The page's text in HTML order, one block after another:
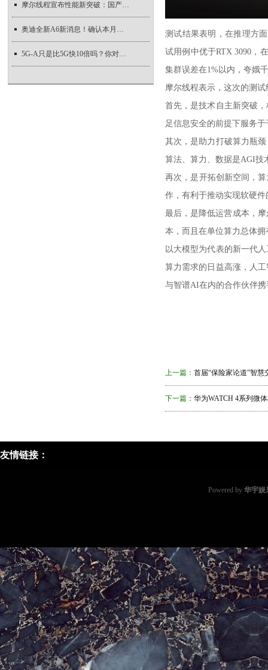
摩尔线程宣布性能新突破：国产千卡智算集群助力国产大模型训推
奥迪全新A6新消息！确认本月底首发/停售燃油版车型
5G-A只是比5G快10倍吗？你对它的了解还不够｜新视界
测试结果表明，在推理方
试用例中优于RTX 3090，
集群误差在1%以内，夸娥
摩尔线程表示，这次的测
首先，是技术自主新突破
足信息安全的前提下服务
其次，是助力打破算力瓶
算法、算力、数据是AGI技
再次，是开拓创新空间，
作，有利于推动实现软硬
最后，是降低运营成本，
本，而且在单位算力总体
以大模型为代表的新一代
算力需求的日益高涨，人
与智谱AI在内的合作伙伴
上一篇： 首届“保险家论道”智
下一篇： 华为WATCH 4系列微
友情链接：
Powered by 华宇娱